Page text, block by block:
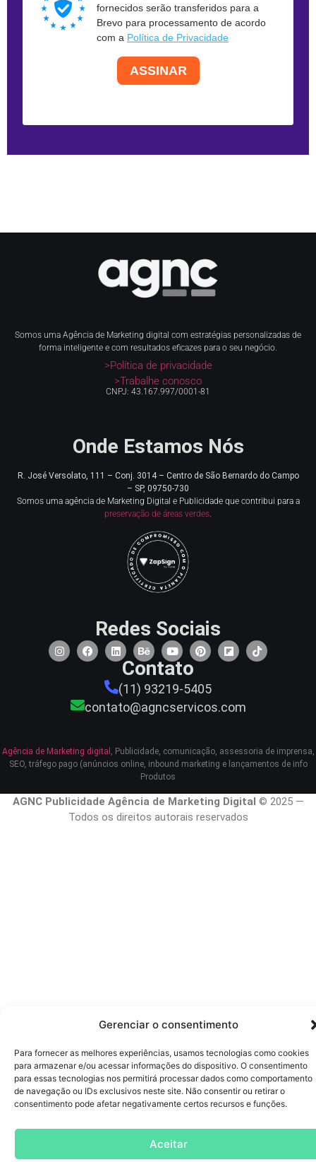
Gerenciar o consentimento
Para fornecer as melhores experiências, usamos tecnologias como cookies
para armazenar e/ou acessar informações do dispositivo. O consentimento
para essas tecnologias nos permitirá processar dados como comportamento
de navegação ou IDs exclusivos neste site. Não consentir ou retirar o
consentimento pode afetar negativamente certos recursos e funções.
Aceitar
fornecidos serão transferidos para a
Brevo para processamento de acordo
com a Política de Privacidade
ASSINAR
Somos uma Agência de Marketing digital com estratégias personalizadas de
forma inteligente e com resultados eficazes para o seu negócio.
>Política de privacidade
>Trabalhe conosco
CNPJ: 43.167.997/0001-81
Onde Estamos Nós
R. José Versolato, 111 – Conj. 3014 – Centro de São Bernardo do Campo
– SP, 09750-730
Somos uma agência de Marketing Digital e Publicidade que contribui para a
preservação de áreas verdes.
Redes Sociais
Contato
(11) 93219-5405
contato@agncservicos.com
Agência de Marketing digital , Publicidade, comunicação, assessoria de imprensa,
SEO, tráfego pago (anúncios online, inbound marketing e lançamentos de info
Produtos
AGNC Publicidade Agência de Marketing Digital © 2025 —
Todos os direitos autorais reservados